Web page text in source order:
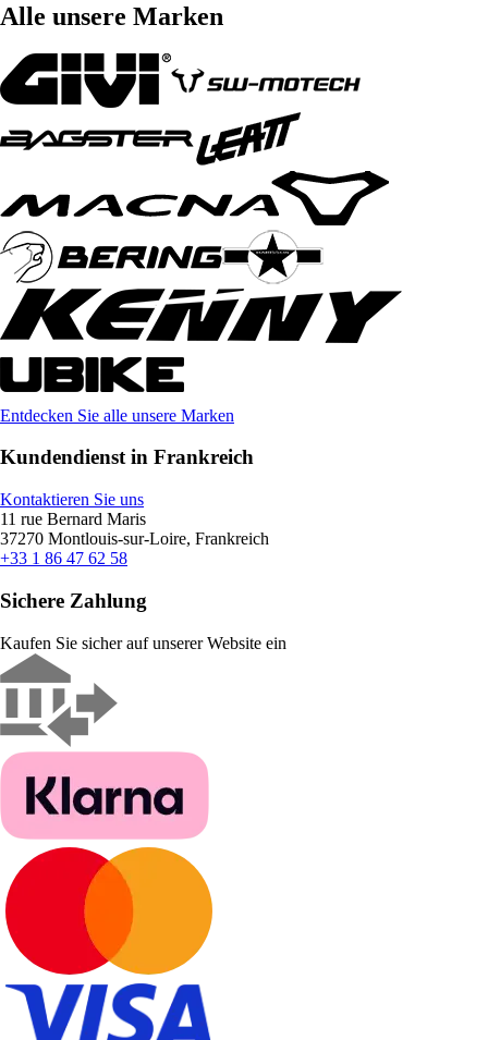
Alle unsere Marken
Entdecken Sie alle unsere Marken
Kundendienst in Frankreich
Kontaktieren Sie uns
11 rue Bernard Maris
37270 Montlouis-sur-Loire, Frankreich
+33 1 86 47 62 58
Sichere Zahlung
Kaufen Sie sicher auf unserer Website ein